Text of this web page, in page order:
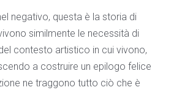
negativo, questa è la storia di
similmente le necessità di
contesto artistico in cui vivono,
a costruire un epilogo felice
ne traggono tutto ciò che è